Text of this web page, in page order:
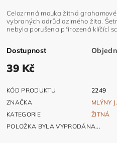
Celozrnná mouka žitná
vybraných odrůd ozimého žita.
nebyla porušena přirozená klíčící
Dostupnost
39 Kč
KÓD PRODUKTU
2249
ZNAČKA
MLÝNY
KATEGORIE
ŽITNÁ
POLOŽKA BYLA VYPRODÁNA...